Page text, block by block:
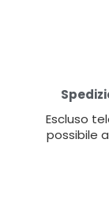
Escluso
possibile